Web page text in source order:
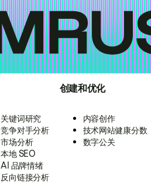
关键词研究
竞争对手分析
市场分析
本地 SEO
AI 品牌情绪
反向链接分析
创建和优化
内容创作
技术网站健康分数
数字公关